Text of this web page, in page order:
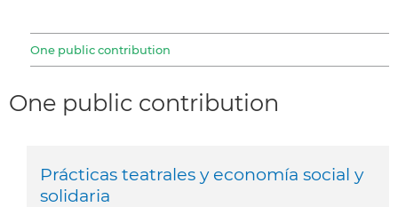
One public contribution
One public contribution
Prácticas teatrales y economía social y
solidaria